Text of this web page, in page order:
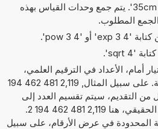
35cm x 99dm = ? cm^3'. يتم جمع وحدات القياس بهذه
المطلوب.
أمام، الأعداد في الترقيم العلمي،
ستظهر الإجابة كأسية. على سبيل المثال, 2,119 481 462 194
من التقديم، سيتم تقسيم العدد إلى
أس، إليك 21, والعدد الحقيقي، هنا 2,119 481 462 194 2.
المحدودة في عرض الأرقام، على سبيل